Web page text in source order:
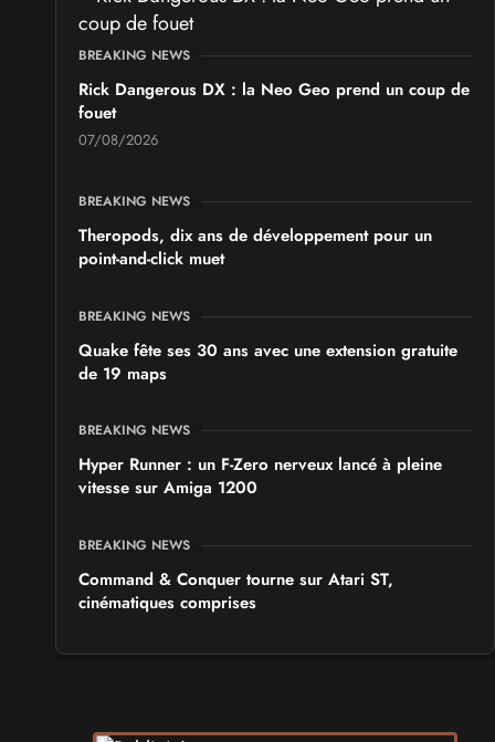
BREAKING NEWS
Rick Dangerous DX : la Neo Geo prend un coup de
fouet
07/08/2026
BREAKING NEWS
Theropods, dix ans de développement pour un
point-and-click muet
BREAKING NEWS
Quake fête ses 30 ans avec une extension gratuite
de 19 maps
BREAKING NEWS
Hyper Runner : un F-Zero nerveux lancé à pleine
vitesse sur Amiga 1200
BREAKING NEWS
Command & Conquer tourne sur Atari ST,
cinématiques comprises